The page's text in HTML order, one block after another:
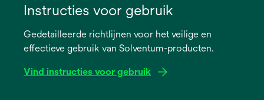
Instructies voor gebruik
Gedetailleerde richtlijnen voor het veilige en
effectieve gebruik van Solventum-producten.
Vind instructies voor gebruik